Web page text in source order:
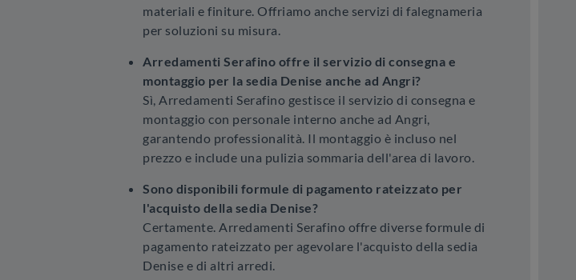
materiali e finiture. Offriamo anche servizi di falegnameria
per soluzioni su misura.
Arredamenti Serafino offre il servizio di consegna e
montaggio per la sedia Denise anche ad Angri?
Sì, Arredamenti Serafino gestisce il servizio di consegna e
montaggio con personale interno anche ad Angri,
garantendo professionalità. Il montaggio è incluso nel
prezzo e include una pulizia sommaria dell'area di lavoro.
Sono disponibili formule di pagamento rateizzato per
l'acquisto della sedia Denise?
Certamente. Arredamenti Serafino offre diverse formule di
pagamento rateizzato per agevolare l'acquisto della sedia
Denise e di altri arredi.